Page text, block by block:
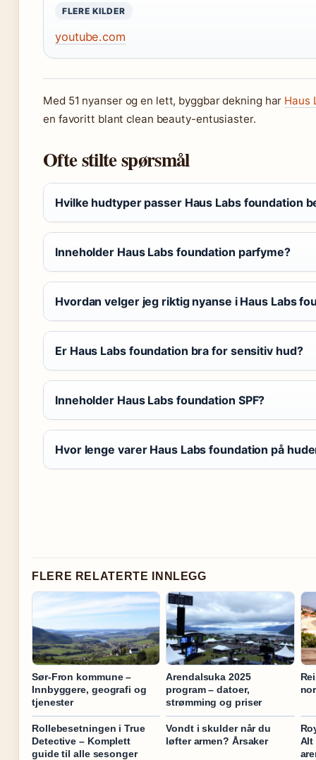
FLERE KILDER
youtube.com
Med 51 nyanser og en lett, byggbar dekning har Haus
en favoritt blant clean beauty-entusiaster.
Ofte stilte spørsmål
Hvilke hudtyper passer Haus Labs foundation
Inneholder Haus Labs foundation parfyme?
Hvordan velger jeg riktig nyanse i Haus Labs
Er Haus Labs foundation bra for sensitiv hud?
Inneholder Haus Labs foundation SPF?
Hvor lenge varer Haus Labs foundation på
FLERE RELATERTE INNLEGG
Sør-Fron kommune –
Innbyggere, geografi og
tjenester
Arendalsuka 2025
program – datoer,
strømming og priser
Rollebesetningen i True
Detective – Komplett
guide til alle sesonger
Vondt i skulder når du
løfter armen? Årsaker
Alt